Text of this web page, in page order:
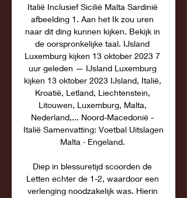
Italië Inclusief Sicilië Malta Sardinië
afbeelding 1. Aan het Ik zou uren
naar dit ding kunnen kijken. Bekijk in
de oorspronkelijke taal. IJsland
Luxemburg kijken 13 oktober 2023 7
uur geleden — IJsland Luxemburg
kijken 13 oktober 2023 IJsland, Italië,
Kroatië, Letland, Liechtenstein,
Litouwen, Luxemburg, Malta,
Nederland,... Noord-Macedonië -
Italië Samenvatting: Voetbal Uitslagen
Malta · Engeland.
Diep in blessuretijd scoorden de
Letten echter de 1-2, waardoor een
verlenging noodzakelijk was. Hierin